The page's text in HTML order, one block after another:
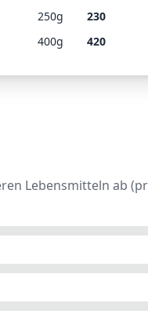
250g 230
400g 420
Lebensmitteln ab